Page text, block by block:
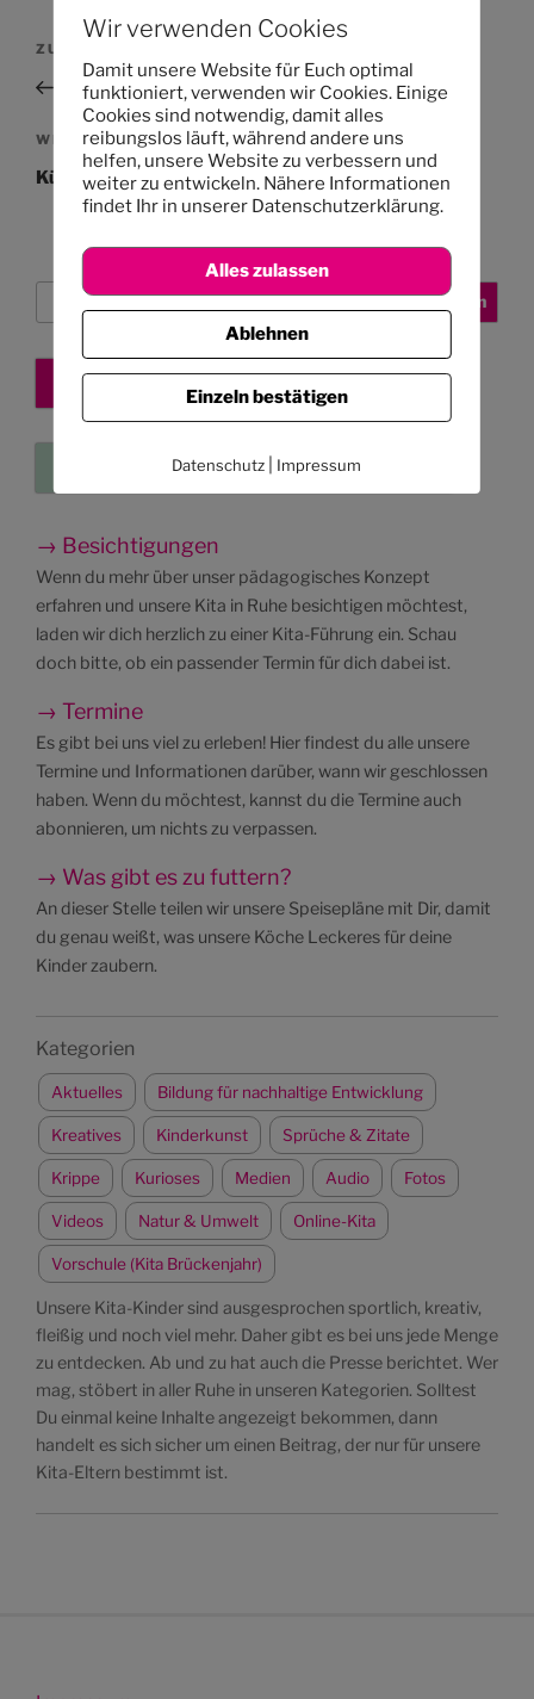
Beitragsnavigation
Vorheriger
Beitrag
ZURÜCK
Was möchtet ihr später werden?
Nächster
Beitrag
WEITER
Kürbissuppe kochen
Suchen Suchen
Eure Kleinanzeigen
→ Besichtigungen
Wenn du mehr über unser pädagogisches Konzept
erfahren und unsere Kita in Ruhe besichtigen möchtest,
laden wir dich herzlich zu einer Kita-Führung ein. Schau
doch bitte, ob ein passender Termin für dich dabei ist.
→ Termine
Es gibt bei uns viel zu erleben! Hier findest du alle unsere
Termine und Informationen darüber, wann wir geschlossen
haben. Wenn du möchtest, kannst du die Termine auch
abonnieren, um nichts zu verpassen.
→ Was gibt es zu futtern?
An dieser Stelle teilen wir unsere Speisepläne mit Dir, damit
du genau weißt, was unsere Köche Leckeres für deine
Kinder zaubern.
Kategorien
Aktuelles Bildung für nachhaltige Entwicklung
Kreatives Kinderkunst Sprüche & Zitate
Krippe Kurioses Medien Audio Fotos
Videos Natur & Umwelt Online-Kita
Vorschule (Kita Brückenjahr)
Unsere Kita-Kinder sind ausgesprochen sportlich, kreativ,
fleißig und noch viel mehr. Daher gibt es bei uns jede Menge
zu entdecken. Ab und zu hat auch die Presse berichtet. Wer
mag, stöbert in aller Ruhe in unseren Kategorien. Solltest
Du einmal keine Inhalte angezeigt bekommen, dann
handelt es sich sicher um einen Beitrag, der nur für unsere
Kita-Eltern bestimmt ist.
Wir verwenden Cookies
Damit unsere Website für Euch optimal
funktioniert, verwenden wir Cookies. Einige
Cookies sind notwendig, damit alles
reibungslos läuft, während andere uns
helfen, unsere Website zu verbessern und
weiter zu entwickeln. Nähere Informationen
findet Ihr in unserer Datenschutzerklärung.
Alles zulassen
Ablehnen
Einzeln bestätigen
Datenschutz Impressum